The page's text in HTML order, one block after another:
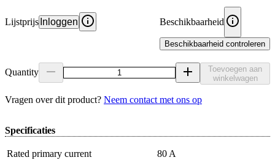
Lijstprijs Inloggen Beschikbaarheid
Beschikbaarheid controleren
Quantity
Toevoegen aan
winkelwagen
Vragen over dit product? Neem contact met ons op
Specificaties
Rated primary current 80 A